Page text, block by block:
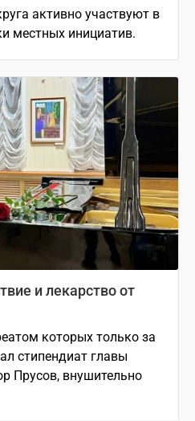
активно участвуют в
местных инициатив.
и лекарство от
которых только за
стипендиат главы
Прусов, внушительно